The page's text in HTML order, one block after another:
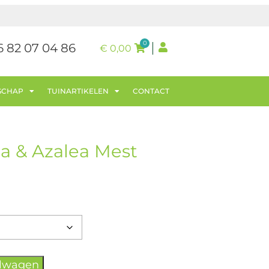
82 07 04 86 € 0,00 0
TUINARTIKELEN CONTACT
& Azalea Mest